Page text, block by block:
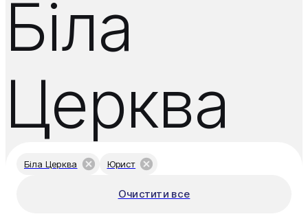
Біла
Церква
Біла Церква Юрист
Очистити все